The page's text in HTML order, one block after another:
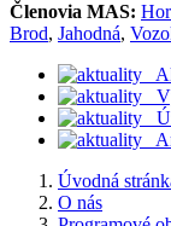
Členovia MAS:
Brod, Jahodná,
Úvodná
O nás